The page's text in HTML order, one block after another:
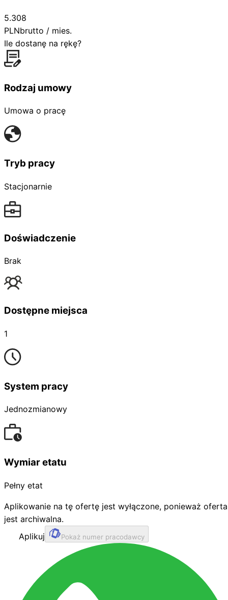
5.308
PLNbrutto / mies.
Ile dostanę na rękę?
Rodzaj umowy
Umowa o pracę
Tryb pracy
Stacjonarnie
Doświadczenie
Brak
Dostępne miejsca
1
System pracy
Jednozmianowy
Wymiar etatu
Pełny etat
Aplikowanie na tę ofertę jest wyłączone, ponieważ oferta
jest archiwalna.
Aplikuj
Pokaż numer pracodawcy